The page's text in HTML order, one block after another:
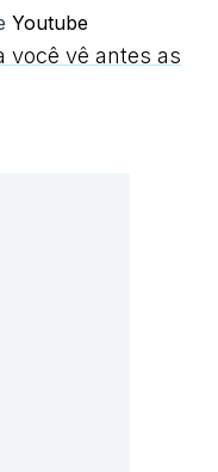
Youtube
você vê antes as